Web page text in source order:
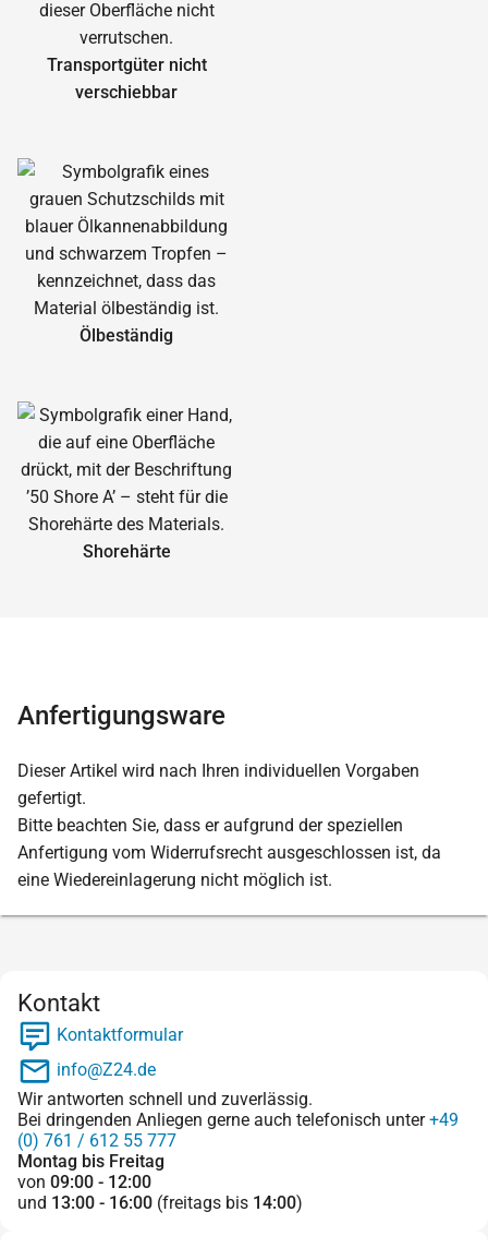
Transportgüter nicht
verschiebbar
Ölbeständig
Shorehärte
Anfertigungsware
Dieser Artikel wird nach Ihren individuellen Vorgaben
gefertigt.
Bitte beachten Sie, dass er aufgrund der speziellen
Anfertigung vom Widerrufsrecht ausgeschlossen ist, da
eine Wiedereinlagerung nicht möglich ist.
Kontakt
Kontaktformular
info@Z24.de
Wir antworten schnell und zuverlässig.
Bei dringenden Anliegen gerne auch telefonisch unter+49
(0) 761 / 612 55 777
Montag bis Freitag
von 09:00 - 12:00
und 13:00 - 16:00 (freitags bis 14:00)